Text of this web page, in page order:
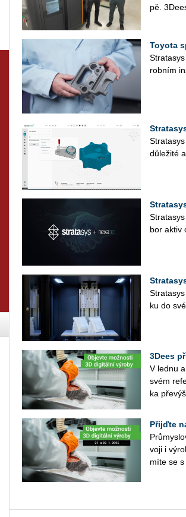
pě.
Toyota
rob­ním
dů­le­ži­té
bor aktiv
ku do
3Dees
V lednu
svém
ka
Přijďte
vo­ji i
mí­te se s